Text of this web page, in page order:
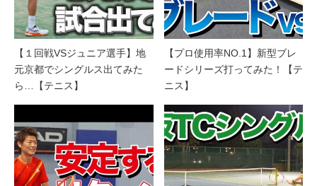
【１回戦VSジュニア選手】地
元京都でシングルス出てみた
ら…【テニス】
【プロ使用率NO.1】新型ブレ
ードシリーズ打ってみた！【テ
ニス】